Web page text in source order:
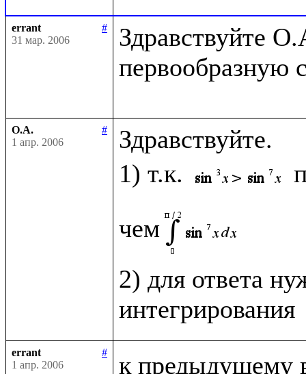
errant
#
31 мар. 2006
Здравствуйте
первообразную
О.А.
#
1 апр. 2006
Здравствуйте.
1) т.к.
чем
2) для ответа
errant
#
1 апр. 2006
к предыдущему